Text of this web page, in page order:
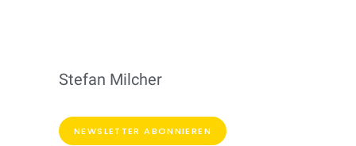
Stefan Milcher
NEWSLETTER ABONNIEREN